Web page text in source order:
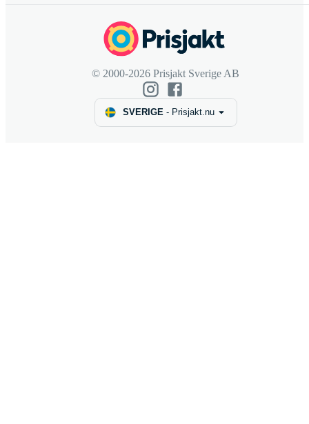
© 2000-2026 Prisjakt Sverige AB
SVERIGE- Prisjakt.nu